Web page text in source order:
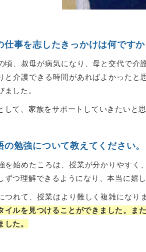
仕事を志したきっかけは何ですか
頃、叔母が病気になり、母と交代で介
と介護できる時間があればよかったと
した。
して、家族をサポートしていきたいと思
の勉強について教えてください。
を始めたころは、授業が分かりやすく
ずつ理解できるようになり、本当に嬉し
つれて、授業はより難しく複雑になり
イルを見つけることができました。ま
た。